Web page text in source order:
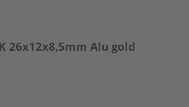
26x12x8,5mm Alu gold